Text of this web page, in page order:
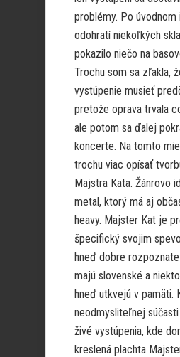
problémy. Po úvodnom
odohratí niekoľkých
pokazilo niečo na
Trochu som sa zľakla,
vystúpenie musieť
pretože oprava trvala
ale potom sa ďalej
koncerte. Na tomto
trochu viac opísať
Majstra Kata. Žánrovo
metal, ktorý má aj
heavy. Majster Kat je
špecifický svojim
hneď dobre
majú slovenské a
hneď utkvejú v pamäti.
neodmysliteľnej
živé vystúpenia, kde
kreslená plachta